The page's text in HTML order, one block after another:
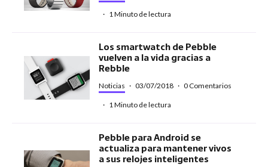
· 1 Minuto de lectura
Los smartwatch de Pebble
vuelven a la vida gracias a
Rebble
Noticias · 03/07/2018 · 0 Comentarios
· 1 Minuto de lectura
Pebble para Android se
actualiza para mantener vivos
a sus relojes inteligentes